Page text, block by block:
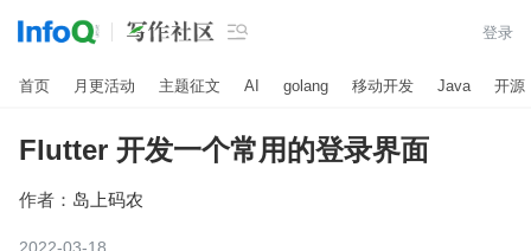
 登录
首页 月更活动 主题征文 AI golang 移动开发 Java 开源
Flutter 开发一个常用的登录界面
作者： 岛上码农